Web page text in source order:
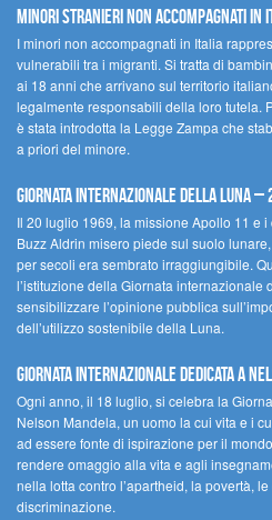
Minori Stranieri Non Accompagnati in
I minori non accompagnati in Italia
vulnerabili tra i migranti. Si tratta di
ai 18 anni che arrivano sul territorio
legalmente responsabili della loro tutela.
è stata introdotta la Legge Zampa che
a priori del minore.
Giornata Internazionale della Luna –
Il 20 luglio 1969, la missione Apollo 11 e
Buzz Aldrin misero piede sul suolo
per secoli era sembrato irraggiungibile.
l’istituzione della Giornata internazionale
sensibilizzare l’opinione pubblica
dell’utilizzo sostenibile della Luna.
Giornata internazionale dedicata a
Ogni anno, il 18 luglio, si celebra la
Nelson Mandela, un uomo la cui vita e i
ad essere fonte di ispirazione per il
rendere omaggio alla vita e agli
nella lotta contro l’apartheid, la povertà,
discriminazione.